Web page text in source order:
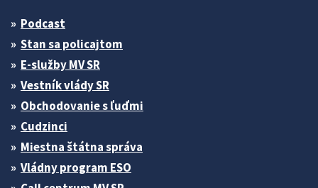
Podcast
Stan sa policajtom
E-služby MV SR
Vestník vlády SR
Obchodovanie s ľuďmi
Cudzinci
Miestna štátna správa
Vládny program ESO